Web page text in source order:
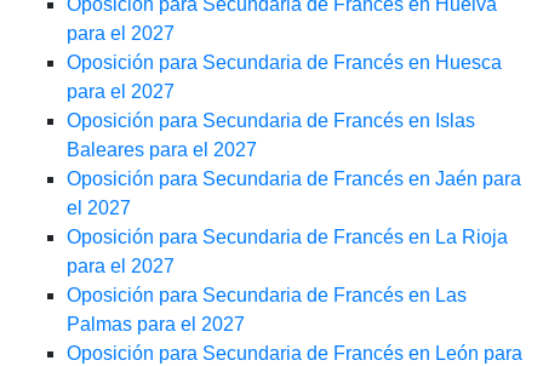
Oposición para Secundaria de Francés en Huelva
para el 2027
Oposición para Secundaria de Francés en Huesca
para el 2027
Oposición para Secundaria de Francés en Islas
Baleares para el 2027
Oposición para Secundaria de Francés en Jaén para
el 2027
Oposición para Secundaria de Francés en La Rioja
para el 2027
Oposición para Secundaria de Francés en Las
Palmas para el 2027
Oposición para Secundaria de Francés en León para